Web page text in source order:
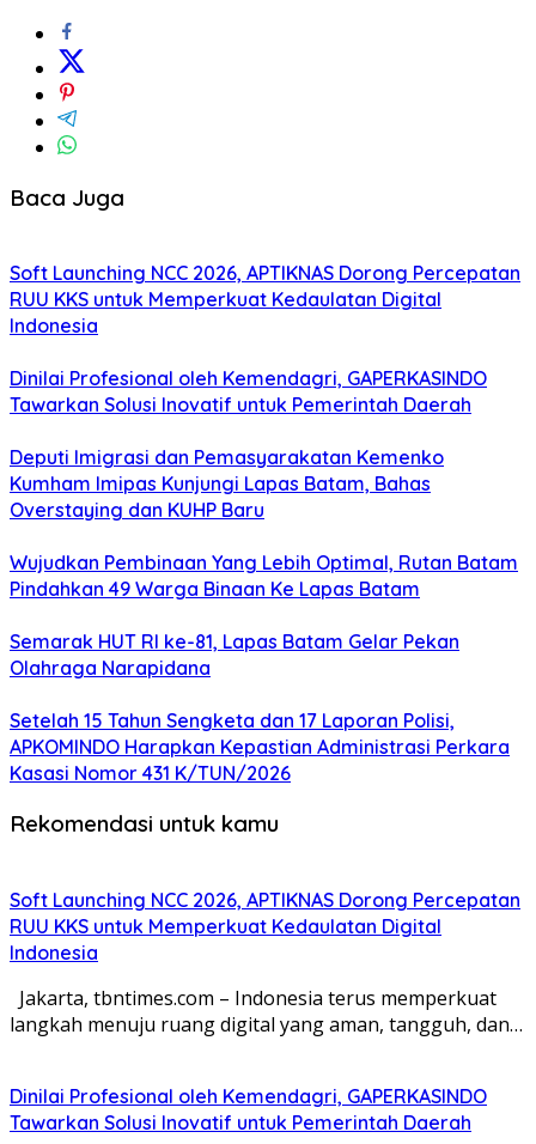
Baca Juga
Soft Launching NCC 2026, APTIKNAS Dorong Percepatan
RUU KKS untuk Memperkuat Kedaulatan Digital
Indonesia
Dinilai Profesional oleh Kemendagri, GAPERKASINDO
Tawarkan Solusi Inovatif untuk Pemerintah Daerah
Deputi Imigrasi dan Pemasyarakatan Kemenko
Kumham Imipas Kunjungi Lapas Batam, Bahas
Overstaying dan KUHP Baru
Wujudkan Pembinaan Yang Lebih Optimal, Rutan Batam
Pindahkan 49 Warga Binaan Ke Lapas Batam
Semarak HUT RI ke-81, Lapas Batam Gelar Pekan
Olahraga Narapidana
Setelah 15 Tahun Sengketa dan 17 Laporan Polisi,
APKOMINDO Harapkan Kepastian Administrasi Perkara
Kasasi Nomor 431 K/TUN/2026
Rekomendasi untuk kamu
Soft Launching NCC 2026, APTIKNAS Dorong Percepatan
RUU KKS untuk Memperkuat Kedaulatan Digital
Indonesia
Jakarta, tbntimes.com – Indonesia terus memperkuat
langkah menuju ruang digital yang aman, tangguh, dan…
Dinilai Profesional oleh Kemendagri, GAPERKASINDO
Tawarkan Solusi Inovatif untuk Pemerintah Daerah